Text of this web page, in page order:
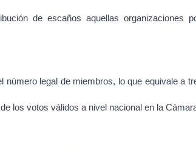
de escaños aquellas organizaciones
número legal de miembros, lo que equivale a
los votos válidos a nivel nacional en la